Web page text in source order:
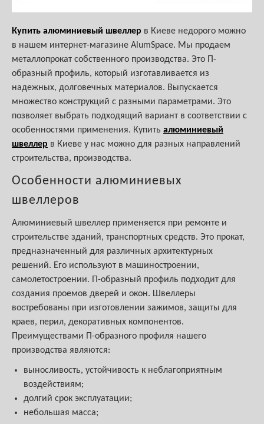
Купить алюминиевый швеллер в Киеве недорого можно
в нашем интернет-магазине AlumSpace. Мы продаем
металлопрокат собственного производства. Это П-
образный профиль, который изготавливается из
надежных, долговечных материалов. Выпускается
множество конструкций с разными параметрами. Это
позволяет выбрать подходящий вариант в соответствии с
особенностями применения. Купить алюминиевый
швеллер в Киеве у нас можно для разных направлений
строительства, производства.
Особенности алюминиевых
швеллеров
Алюминиевый швеллер применяется при ремонте и
строительстве зданий, транспортных средств. Это прокат,
предназначенный для различных архитектурных
решений. Его используют в машиностроении,
самолетостроении. П-образный профиль подходит для
создания проемов дверей и окон. Швеллеры
востребованы при изготовлении зажимов, защиты для
краев, перил, декоративных компонентов.
Преимуществами П-образного профиля нашего
производства являются:
выносливость, устойчивость к неблагоприятным
воздействиям;
долгий срок эксплуатации;
небольшая масса;